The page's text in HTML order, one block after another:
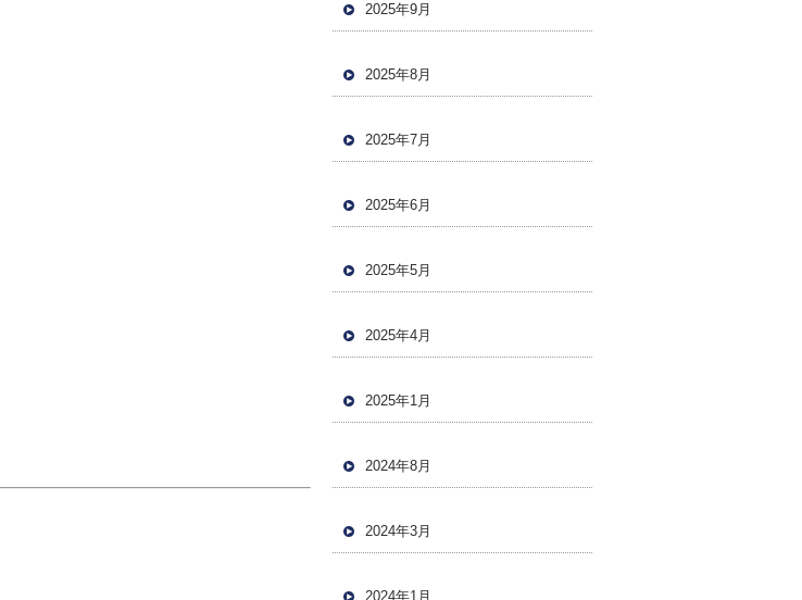
2025年9月
2025年8月
2025年7月
2025年6月
2025年5月
2025年4月
2025年1月
2024年8月
2024年3月
2024年1月